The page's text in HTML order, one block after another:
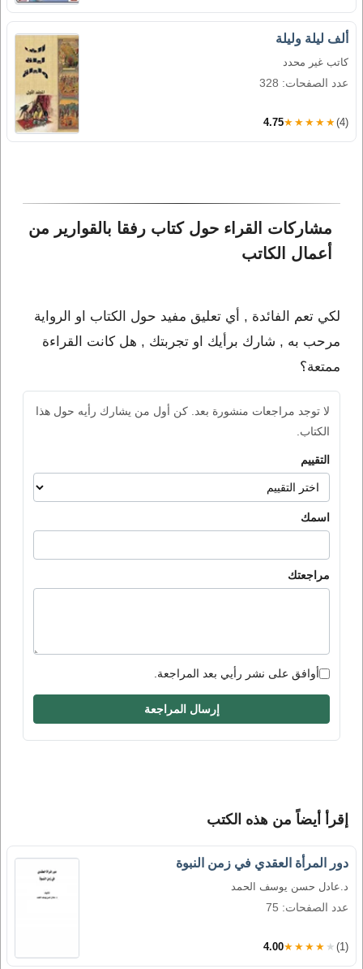
ألف ليلة وليلة
كاتب غير محدد
عدد الصفحات: 328
4.75★★★★★ (4)
مشاركات القراء حول كتاب رفقا بالقوارير من
أعمال الكاتب
لكي تعم الفائدة , أي تعليق مفيد حول الكتاب او الرواية
مرحب به , شارك برأيك او تجربتك , هل كانت القراءة
ممتعة؟
لا توجد مراجعات منشورة بعد. كن أول من يشارك رأيه حول هذا
الكتاب.
التقييم
اسمك
مراجعتك
أوافق على نشر رأيي بعد المراجعة.
إرسال المراجعة
إقرأ أيضاً من هذه الكتب
دور المرأة العقدي في زمن النبوة
د.عادل حسن يوسف الحمد
عدد الصفحات: 75
4.00★★★★★ (1)